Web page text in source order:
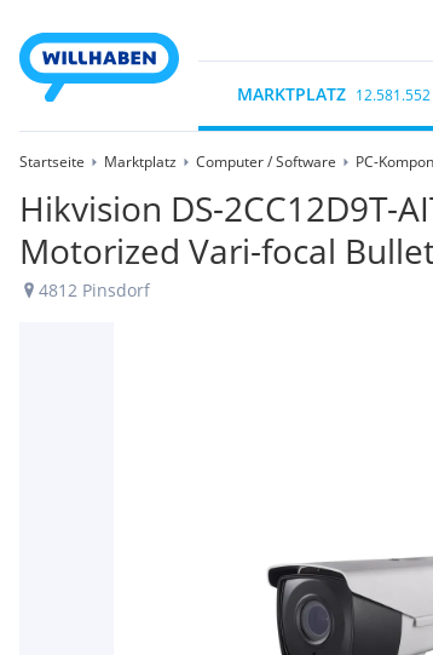
MARKTPLATZ 12.581.552
Startseite Marktplatz Computer / Software PC-
Hikvision DS-2CC12D9T-
Motorized Vari-focal
4812 Pinsdorf